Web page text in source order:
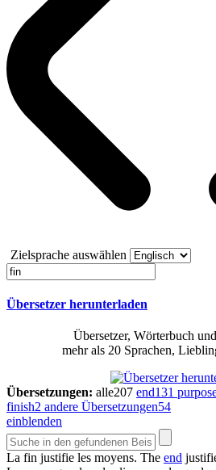
Zielsprache auswählen
Übersetzer herunterladen
Übersetzer, Wörterbuch
mehr als 20 Sprachen,
Übersetzungen: alle207 end131
finish2 andere Übersetzungen54
einblenden
La fin justifie les moyens. The end